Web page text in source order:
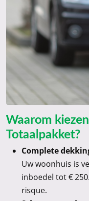
Waarom
Totaalpakket?
Complete
Uw woonhuis is
inboedel tot €
risque.